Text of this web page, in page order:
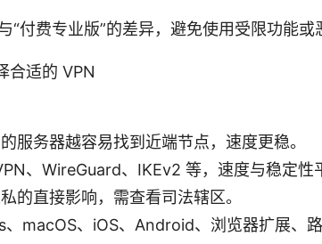
“付费专业版”的差异，避免使用受限功能或
合适的 VPN
服务器越容易找到近端节点，速度更稳。
、WireGuard、IKEv2 等，速度与稳定性
的直接影响，需查看司法辖区。
macOS、iOS、Android、浏览器扩展、路